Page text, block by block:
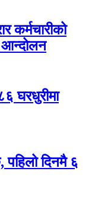
कर्मचारीको
आन्दोलन
घरधुरीमा
दिनमै ६